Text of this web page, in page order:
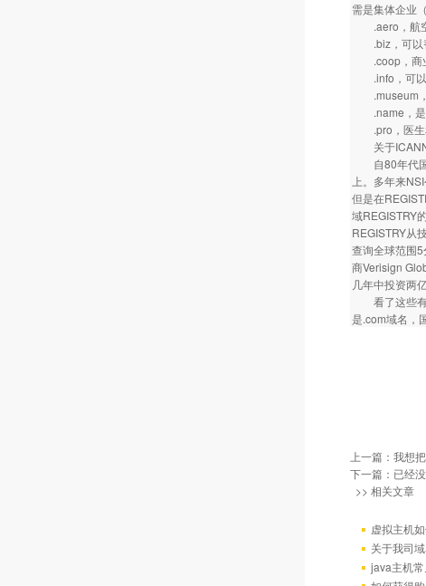
需是集体企业
.aero，航空
.biz，可以替
.coop，商业
.info，可以
.museum，
.name，是
.pro，医生和
关于ICANN
自80年代国
上。多年来
但是在
域REGISTRY
REGISTRY从
查询全球范围
商Verisign
几年中投资两
看了这些有
是.com域名，
上一篇： 我想
下一篇：已经没
>> 相关文章
虚拟主机
关于我司
java主机